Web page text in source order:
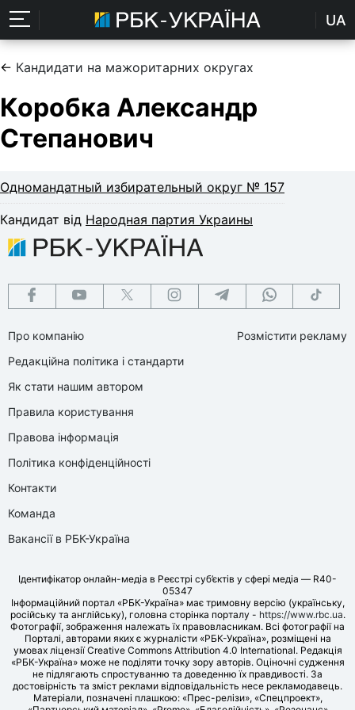
UA
← Кандидати на мажоритарних округах
Коробка Александр
Степанович
Одномандатный избирательный округ № 157
Кандидат від Народная партия Украины
Про компанію
Редакційна політика і стандарти
Як стати нашим автором
Правила користування
Правова інформація
Політика конфіденційності
Контакти
Команда
Вакансії в РБК-Україна
Розмістити рекламу
Ідентифікатор онлайн-медіа в Реєстрі суб’єктів у сфері медіа — R40-
05347
Інформаційний портал «РБК-Україна» має тримовну версію (українську,
російську та англійську), головна сторінка порталу - https://www.rbc.ua.
Фотографії, зображення належать їх правовласникам. Всі фотографії на
Порталі, авторами яких є журналісти «РБК-Україна», розміщені на
умовах ліцензії Creative Commons Attribution 4.0 International. Редакція
«РБК-Україна» може не поділяти точку зору авторів. Оціночні судження
не підлягають спростуванню та доведенню їх правдивості. За
достовірність та зміст реклами відповідальність несе рекламодавець.
Матеріали, позначені плашкою: «Прес-релізи», «Спецпроект»,